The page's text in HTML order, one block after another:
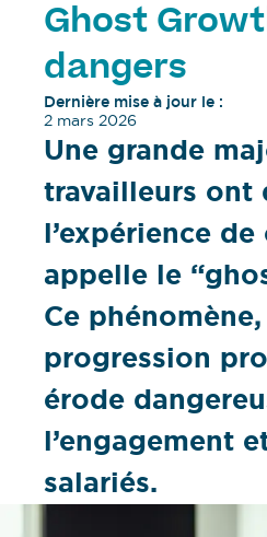
Ghost
dangers
Dernière mise à jour le :
2 mars 2026
Une grande
travailleurs ont
l’expérience de
appelle le
Ce
progression
érode
l’engagement
salariés.